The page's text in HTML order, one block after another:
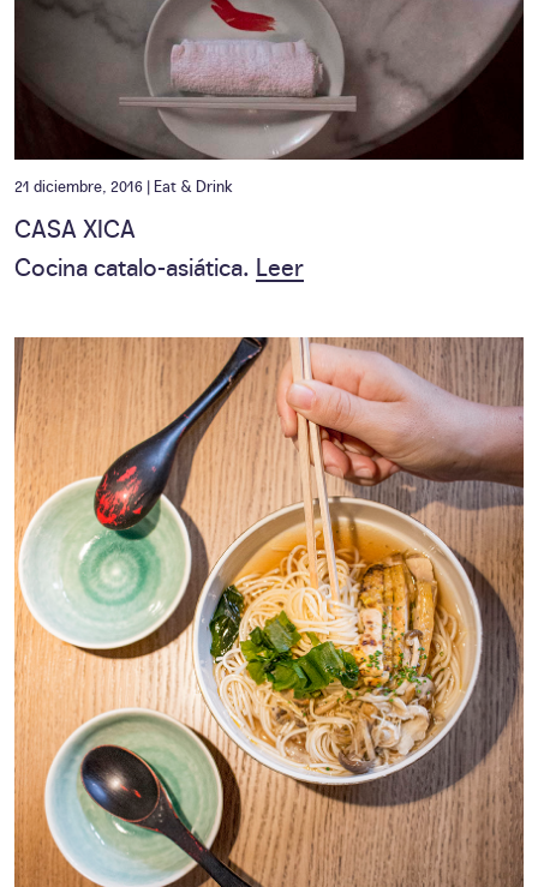
21 diciembre, 2016 | Eat & Drink
CASA XICA
Cocina catalo-asiática. Leer